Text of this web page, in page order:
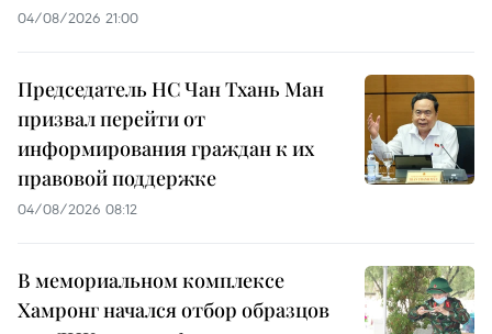
04/08/2026 21:00
Председатель НС Чан Тхань Ман
призвал перейти от
информирования граждан к их
правовой поддержке
04/08/2026 08:12
В мемориальном комплексе
Хамронг начался отбор образцов